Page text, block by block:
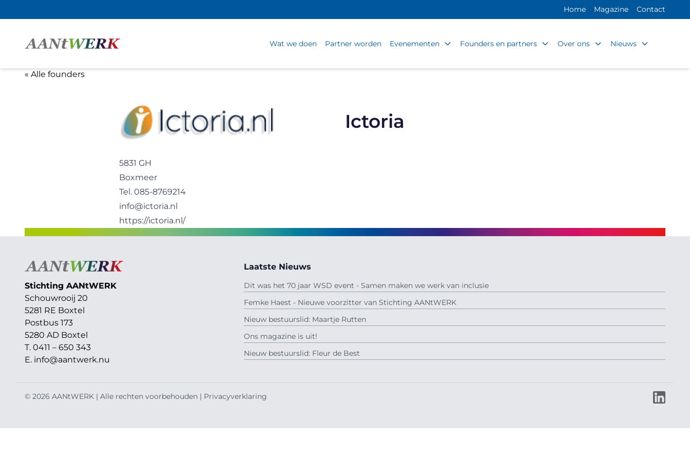
Home Magazine Contact
Wat we doen Partner worden Evenementen Founders en partners Over ons Nieuws
« Alle founders
5831 GH
Boxmeer
Tel. 085-8769214
info@ictoria.nl
https://ictoria.nl/
Ictoria
Stichting AANtWERK
Schouwrooij 20
5281 RE Boxtel
Postbus 173
5280 AD Boxtel
T. 0411 – 650 343
E. info@aantwerk.nu
Laatste Nieuws
Dit was het 70 jaar WSD event - Samen maken we werk van inclusie
Femke Haest - Nieuwe voorzitter van Stichting AANtWERK
Nieuw bestuurslid: Maartje Rutten
Ons magazine is uit!
Nieuw bestuurslid: Fleur de Best
© 2026 AANtWERK | Alle rechten voorbehouden | Privacyverklaring